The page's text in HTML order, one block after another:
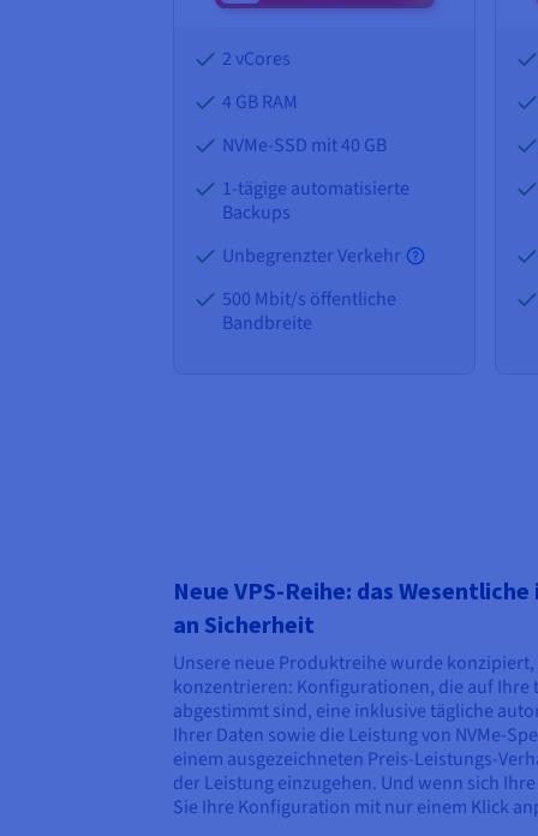
2 vCores
4 GBRAM
NVMe-SSD mit 40 GB
1-tägige automatisierte
Backups
Unbegrenzter Verkehr
500 Mbit/s öffentliche
Bandbreite
Neue VPS-Reihe: das
an Sicherheit
Unsere neue Produktreihe wurde konzipiert,
konzentrieren: Konfigurationen, die auf Ihre
abgestimmt sind, eine inklusive tägliche
Ihrer Daten sowie die Leistung von NVMe-
einem ausgezeichneten Preis-Leistungs-
der Leistung einzugehen. Und wenn sich
Sie Ihre Konfiguration mit nur einem Klick